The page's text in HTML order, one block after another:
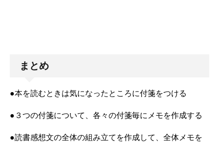
まとめ
●本を読むときは気になったところに付箋をつける
●３つの付箋について、各々の付箋毎にメモを作成する
●読書感想文の全体の組み立てを作成して、全体メモを